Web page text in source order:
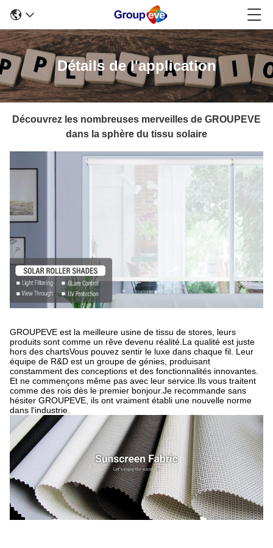
Détails de l'application
Découvrez les nombreuses merveilles de GROUPEVE
dans la sphère du tissu solaire
GROUPEVE est la meilleure usine de tissu de stores, leurs
produits sont comme un rêve devenu réalité.La qualité est juste
hors des chartsVous pouvez sentir le luxe dans chaque fil. Leur
équipe de R&D est un groupe de génies, produisant
constamment des conceptions et des fonctionnalités innovantes.
Et ne commençons même pas avec leur service.Ils vous traitent
comme des rois dès le premier bonjour.Je recommande sans
hésiter GROUPEVE, ils ont vraiment établi une nouvelle norme
dans l'industrie.